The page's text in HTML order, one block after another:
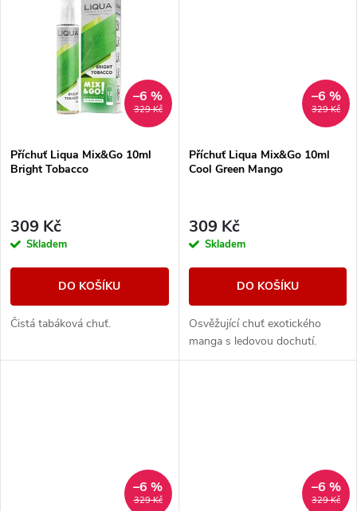
329 Kč
–6 %
Příchuť Liqua Mix&Go 10ml
Bright Tobacco
309 Kč
Skladem
DO KOŠÍKU
Čistá tabáková chuť.
329 Kč
–6 %
Příchuť Liqua Mix&Go 10ml
Cool Green Mango
309 Kč
Skladem
DO KOŠÍKU
Osvěžující chuť exotického
manga s ledovou dochutí.
329 Kč
–6 %
329 Kč
–6 %